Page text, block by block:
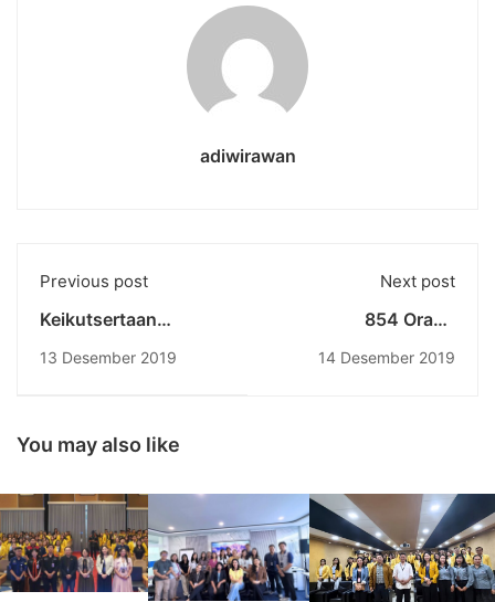
adiwirawan
Previous post
Keikutsertaan
Mahasiswi
Kegiatan “12th Bali
“3rd Bali Democracy
Students
Conference”
13 Desember 2019
Next post
854 Orang
Pembekalan KKN PKL
14 Desember 2019
You may also like